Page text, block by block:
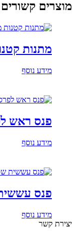
קשורים
מתנות
מידע נוסף
פנס ראש
מידע נוסף
פנס
מידע נוסף
קשר